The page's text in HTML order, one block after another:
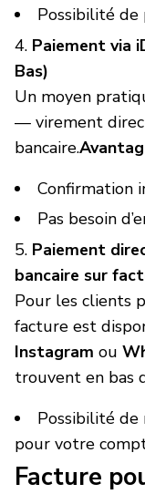
Possibilité de
Paiement via
Bas)
Un moyen
— virement
bancaire.
Confirmation
Pas besoin
Paiement
bancaire sur
Pour les clients
facture est
Instagram ou
trouvent en bas
Possibilité
pour votre
Facture